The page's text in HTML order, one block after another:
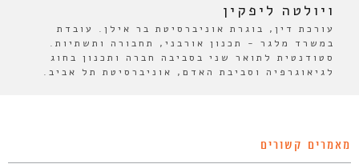
ויולטה ליפקין
עורכת דין, בוגרת אוניברסיטת בר אילן. עובדת
במשרד מלגר - תכנון אורבני, תחבורה ותשתיות.
סטודנטית לתואר שני בסביבה חברה ותכנון בחוג
לגיאוגרפיה וסביבת האדם, אוניברסיטת תל אביב.
מאמרים קשורים